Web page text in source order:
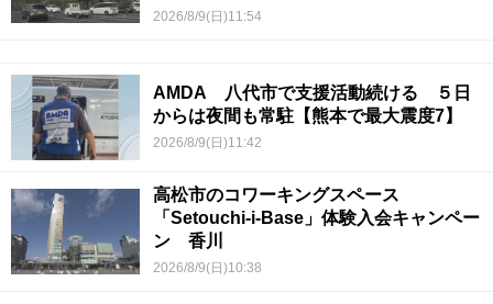
2026/8/9(日)11:54
AMDA 八代市で支援活動続ける ５日
からは夜間も常駐【熊本で最大震度7】
2026/8/9(日)11:42
高松市のコワーキングスペース
「Setouchi-i-Base」体験入会キャンペー
ン 香川
2026/8/9(日)10:38